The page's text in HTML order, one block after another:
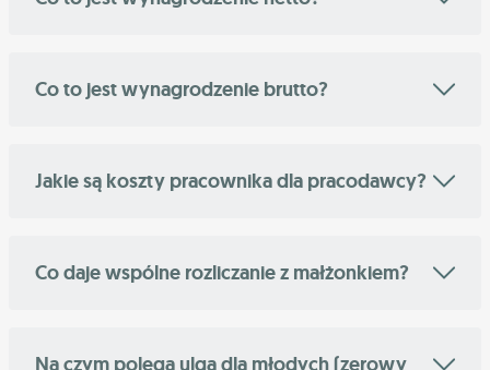
Co to jest wynagrodzenie brutto?
Jakie są koszty pracownika dla pracodawcy?
Co daje wspólne rozliczanie z małżonkiem?